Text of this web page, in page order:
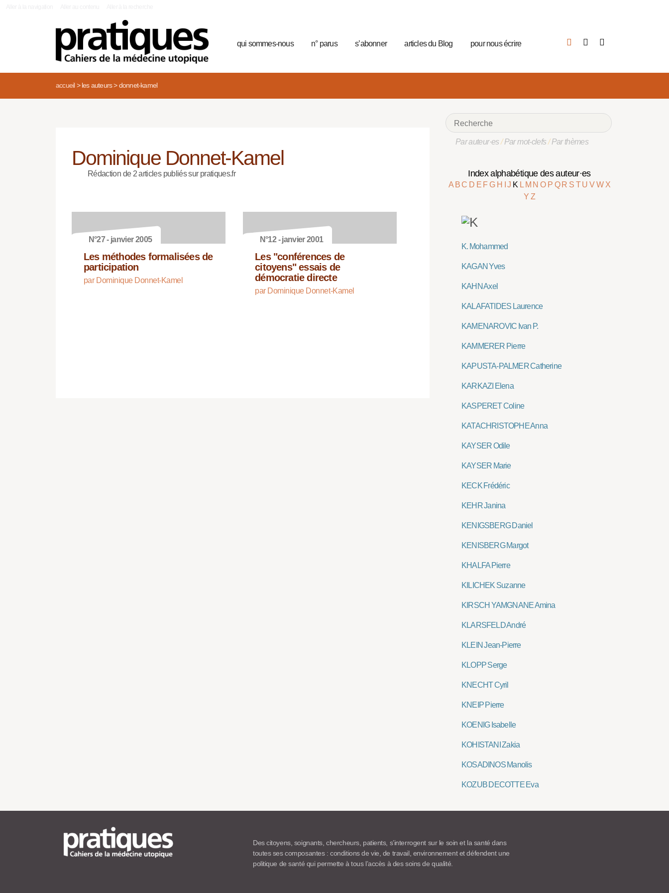
qui sommes-nous n° parus s’abonner articles du Blog pour nous écrire
accueil> les auteurs> donnet-kamel
Dominique Donnet-Kamel
Rédaction de 2 articles publiés sur pratiques.fr
N°27 - janvier 2005
Les méthodes formalisées de
participation
par Dominique Donnet-Kamel
N°12 - janvier 2001
Les "conférences de
citoyens" essais de
démocratie directe
par Dominique Donnet-Kamel
Par auteur·es/Par mot-clefs/Par thèmes
Index alphabétique des auteur·es
A BC D E FG H IJ K L M NO P Q R S TUVW X
Y Z
K. Mohammed
KAGAN Yves
KAHN Axel
KALAFATIDES Laurence
KAMENAROVIC Ivan P.
KAMMERER Pierre
KAPUSTA-PALMER Catherine
KARKAZI Elena
KASPERET Coline
KATACHRISTOPHE Anna
KAYSER Odile
KAYSER Marie
KECK Frédéric
KEHR Janina
KENIGSBERG Daniel
KENISBERG Margot
KHALFA Pierre
KILICHEK Suzanne
KIRSCH YAMGNANE Amina
KLARSFELD André
KLEIN Jean-Pierre
KLOPP Serge
KNECHT Cyril
KNEIP Pierre
KOENIG Isabelle
KOHISTANI Zakia
KOSADINOS Manolis
KOZUB DECOTTE Eva
Des citoyens, soignants, chercheurs, patients, s’interrogent sur le soin et la santé dans
toutes ses composantes : conditions de vie, de travail, environnement et défendent une
politique de santé qui permette à tous l’accès à des soins de qualité.